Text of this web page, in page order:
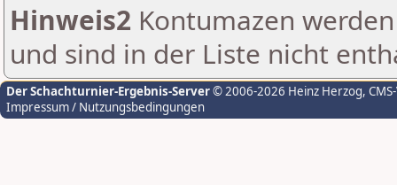
Hinweis2 Kontumazen
und sind in der Liste nicht
Der Schachturnier-Ergebnis-Server© 2006-2026 Heinz Herzog,
Impressum / Nutzungsbedingungen